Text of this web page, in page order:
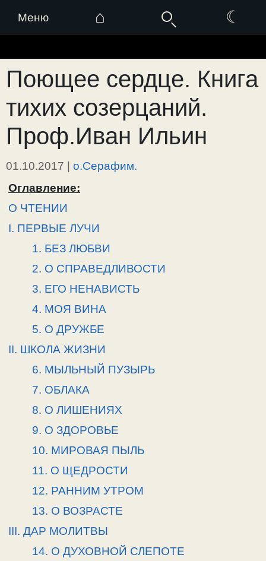
Меню ⌂ ☾
к
содержимому
Поющее сердце. Книга
тихих созерцаний.
Проф.Иван Ильин
01.10.2017 | о.Серафим.
Оглавление:
О ЧТЕНИИ
I. ПЕРВЫЕ ЛУЧИ
1. БЕЗ ЛЮБВИ
2. О СПРАВЕДЛИВОСТИ
3. ЕГО НЕНАВИСТЬ
4. МОЯ ВИНА
5. О ДРУЖБЕ
II. ШКОЛА ЖИЗНИ
6. МЫЛЬНЫЙ ПУЗЫРЬ
7. ОБЛАКА
8. О ЛИШЕНИЯХ
9. О ЗДОРОВЬЕ
10. МИРОВАЯ ПЫЛЬ
11. О ЩЕДРОСТИ
12. РАННИМ УТРОМ
13. О ВОЗРАСТЕ
III. ДАР МОЛИТВЫ
14. О ДУХОВНОЙ СЛЕПОТЕ